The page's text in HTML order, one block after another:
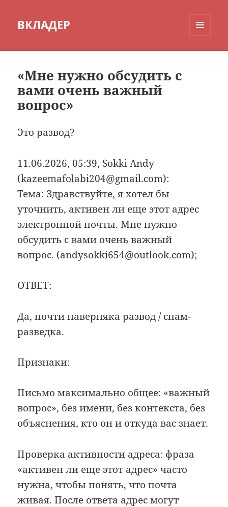
ВКЛАДЕР
«Мне нужно обсудить с
вами очень важный
вопрос»
Это развод?
11.06.2026, 05:39, Sokki Andy
(kazeemafolabi204@gmail.com):
Тема: Здравствуйте, я хотел бы
уточнить, активен ли еще этот адрес
электронной почты. Мне нужно
обсудить с вами очень важный
вопрос. (andysokki654@outlook.com);
ОТВЕТ:
Да, почти наверняка развод / спам-
разведка.
Признаки:
Письмо максимально общее: «важный
вопрос», без имени, без контекста, без
объяснения, кто он и откуда вас знает.
Проверка активности адреса: фраза
«активен ли еще этот адрес» часто
нужна, чтобы понять, что почта
живая. После ответа адрес могут